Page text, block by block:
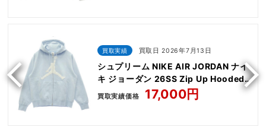
買取実績 買取日 2026年7月13日
シュプリーム NIKE AIR JORDAN ナイ
キ ジョーダン 26SS Zip Up Hooded
Sweatshirt
買取実績価格 17,000円